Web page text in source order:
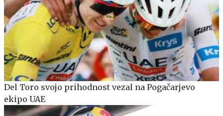
Del Toro svojo prihodnost vezal na Pogačarjevo
ekipo UAE